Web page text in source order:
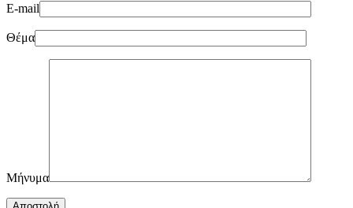
E-mail
Θέμα
Μήνυμα